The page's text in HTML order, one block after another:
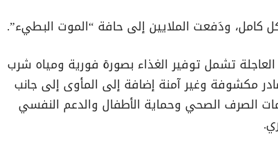
كامل، ودَفعت الملايين إلى حافة “الموت البطيء”.
العاجلة تشمل توفير الغذاء بصورة فورية ومياه شرب
مكشوفة وغير آمنة إضافة إلى المأوى إلى جانب
الصرف الصحي وحماية الأطفال والدعم النفسي